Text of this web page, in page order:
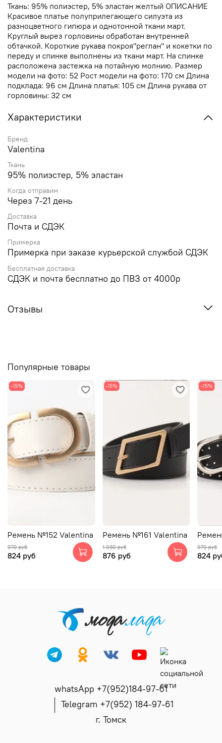
Ткань: 95% полиэстер, 5% эластан желтый ОПИСАНИЕ
Красивое платье полуприлегающего силуэта из
разноцветного гипюра и однотонной ткани март.
Круглый вырез горловины обработан внутренней
обтачкой. Короткие рукава покроя"реглан" и кокетки по
переду и спинке выполнены из ткани март. На спинке
расположена застежка на потайную молнию. Размер
модели на фото: 52 Рост модели на фото: 170 см Длина
подклада: 96 см Длина платья: 105 см Длина рукава от
горловины: 32 см
Характеристики
Бренд
Valentina
Ткань
95% полиэстер, 5% эластан
Когда отправим
Через 7-21 день
Доставка
Почта и СДЭК
Примерка
Примерка при заказе курьерской службой СДЭК
Бесплатная доставка
СДЭК и почта бесплатно до ПВЗ от 4000р
Отзывы
Популярные товары
-15%
Ремень №152 Valentina
970 руб
824 руб
-15%
Ремень №161 Valentina
1 030 руб
876 руб
-15%
970 руб
824
whatsApp +7(952)184-97-61
Telegram +7(952) 184-97-61
г. Томск